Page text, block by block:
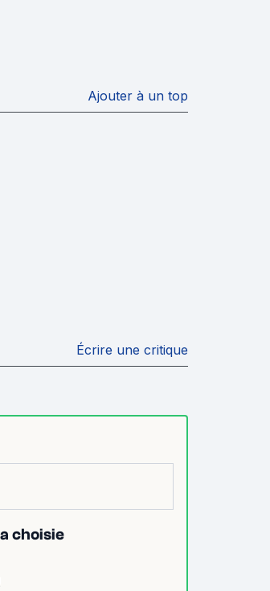
Ajouter à un top
Écrire une critique
choisie